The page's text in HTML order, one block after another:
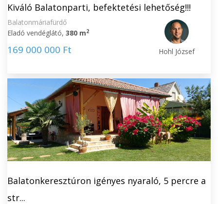
Kiváló Balatonparti, befektetési lehetőség!!!
Balatonmáriafürdő
Eladó vendéglátó, 380 m2
169 000 000 Ft Hohl József
Balatonkeresztúron igényes nyaraló, 5 percre a
str...